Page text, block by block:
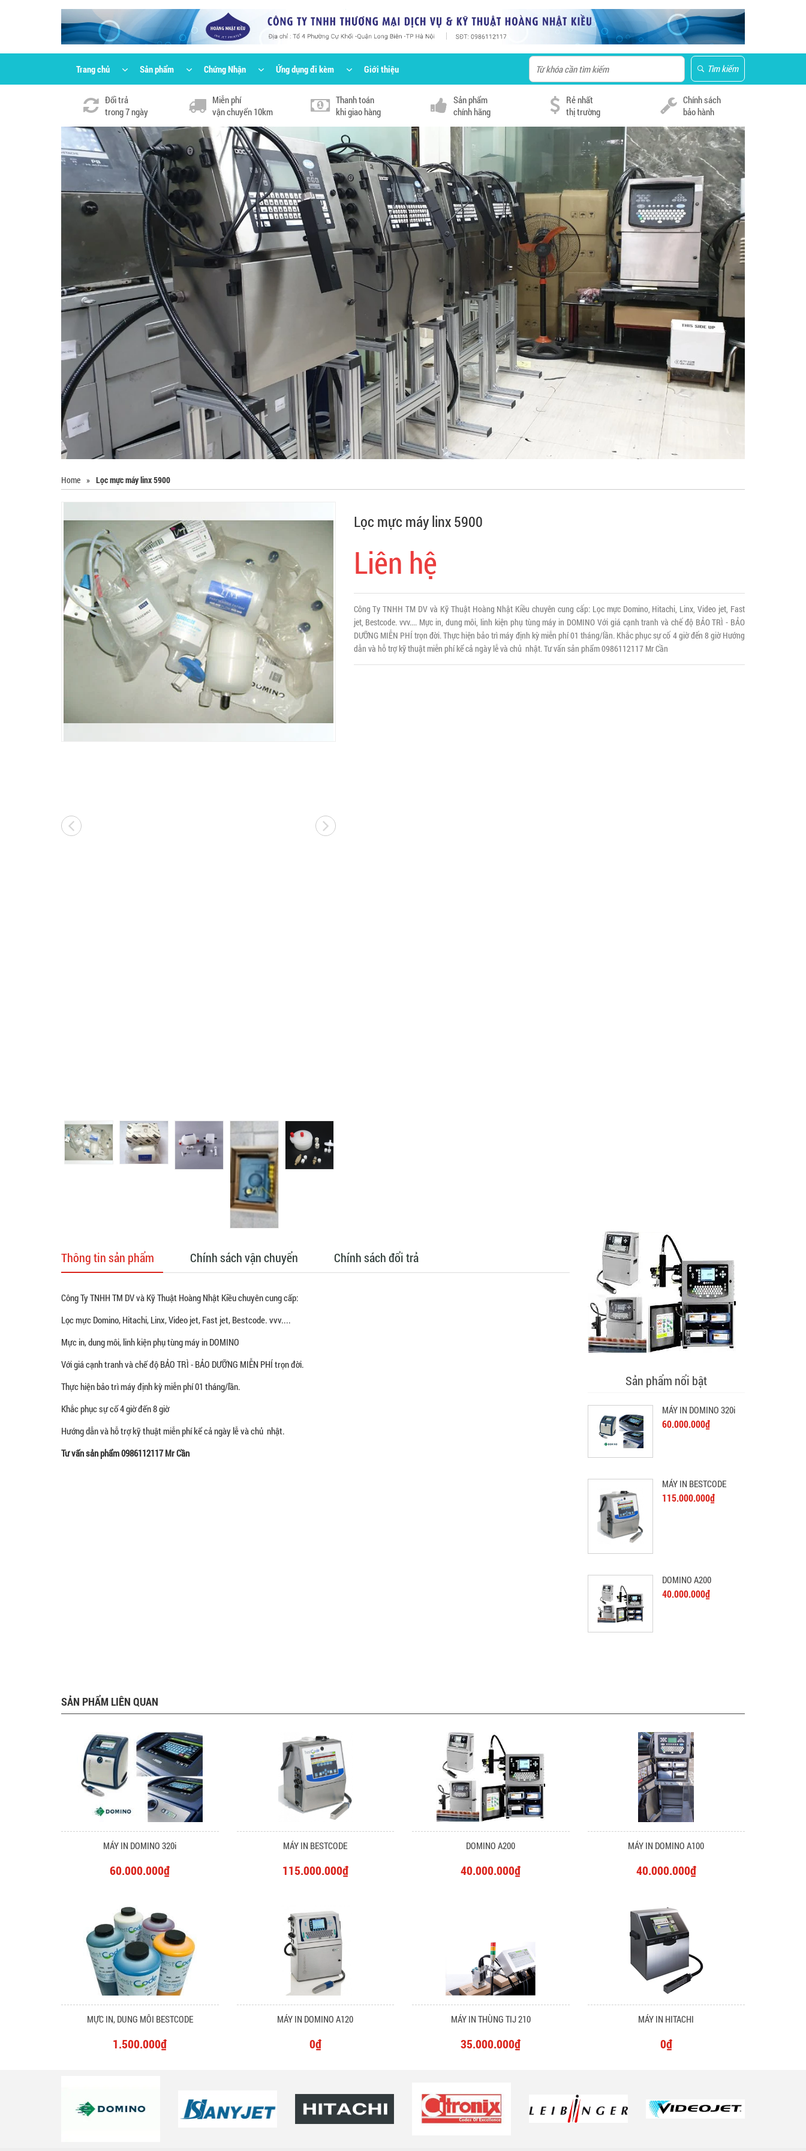
Trang chủ Sản phẩm Chứng Nhận Ứng dụng đi kèm Giới thiệu Tìm kiếm
Đổi trả
trong 7 ngày
Miễn phí
vận chuyển 10km
Thanh toán
khi giao hàng
Sản phẩm
chính hãng
Rẻ nhất
thị trường
Chính sách
bảo hành
Home » Lọc mực máy linx 5900
Lọc mực máy linx 5900
Liên hệ
Công Ty TNHH TM DV và Kỹ Thuật Hoàng Nhật Kiều chuyên cung cấp: Lọc mực Domino, Hitachi, Linx, Video jet, Fast
jet, Bestcode. vvv.... Mực in, dung môi, linh kiện phụ tùng máy in DOMINO Với giá cạnh tranh và chế độ BẢO TRÌ - BẢO
DƯỠNG MIỄN PHÍ trọn đời. Thực hiện bảo trì máy định kỳ miễn phí 01 tháng/lần. Khắc phục sự cố 4 giờ đến 8 giờ Hướng
dẫn và hỗ trợ kỹ thuật miễn phí kể cả ngày lễ và chủ nhật. Tư vấn sản phẩm 0986112117 Mr Cần
Thông tin sản phẩm Chính sách vận chuyển Chính sách đổi trả
Công Ty TNHH TM DV và Kỹ Thuật Hoàng Nhật Kiều chuyên cung cấp:
Lọc mực Domino, Hitachi, Linx, Video jet, Fast jet, Bestcode. vvv....
Mực in, dung môi, linh kiện phụ tùng máy in DOMINO
Với giá cạnh tranh và chế độ BẢO TRÌ - BẢO DƯỠNG MIỄN PHÍ trọn đời.
Thực hiện bảo trì máy định kỳ miễn phí 01 tháng/lần.
Khắc phục sự cố 4 giờ đến 8 giờ
Hướng dẫn và hỗ trợ kỹ thuật miễn phí kể cả ngày lễ và chủ nhật.
Tư vấn sản phẩm 0986112117 Mr Cần
Sản phẩm nổi bật
MÁY IN DOMINO 320i
60.000.000₫
MÁY IN BESTCODE
115.000.000₫
DOMINO A200
40.000.000₫
SẢN PHẨM LIÊN QUAN
MÁY IN DOMINO 320i
60.000.000₫
MÁY IN BESTCODE
115.000.000₫
DOMINO A200
40.000.000₫
MÁY IN DOMINO A100
40.000.000₫
MỰC IN, DUNG MÔI BESTCODE
1.500.000₫
MÁY IN DOMINO A120
0₫
MÁY IN THÙNG TIJ 210
35.000.000₫
MÁY IN HITACHI
0₫